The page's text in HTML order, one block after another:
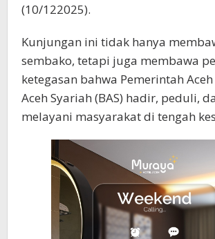
(10/122025).
Kunjungan ini tidak hanya
sembako, tetapi juga membawa
ketegasan bahwa Pemerintah
Aceh Syariah (BAS) hadir, peduli,
melayani masyarakat di tengah